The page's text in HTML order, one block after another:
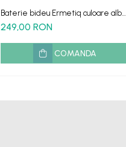
Baterie bideu Ermetiq culoare alba
cromat cartus ceramic
249,00 RON
COMANDA